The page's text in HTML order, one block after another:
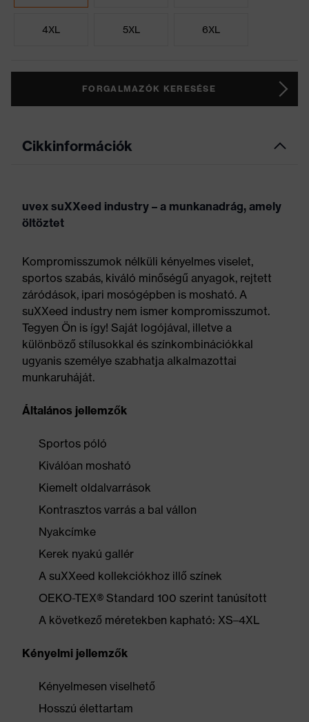
4XL 5XL 6XL
FORGALMAZÓK KERESÉSE
Cikkinformációk
uvex suXXeed industry – a munkanadrág, amely
öltöztet
Kompromisszumok nélküli kényelmes viselet,
sportos szabás, kiváló minőségű anyagok, rejtett
záródások, ipari mosógépben is mosható. A
suXXeed industry nem ismer kompromisszumot.
Tegyen Ön is így! Saját logójával, illetve a
különböző stílusokkal és színkombinációkkal
ugyanis személye szabhatja alkalmazottai
munkaruháját.
Általános jellemzők
Sportos póló
Kiválóan mosható
Kiemelt oldalvarrások
Kontrasztos varrás a bal vállon
Nyakcímke
Kerek nyakú gallér
A suXXeed kollekciókhoz illő színek
OEKO-TEX® Standard 100 szerint tanúsított
A következő méretekben kapható: XS–4XL
Kényelmi jellemzők
Kényelmesen viselhető
Hosszú élettartam